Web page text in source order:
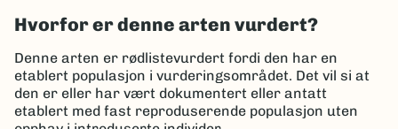
Hvorfor er denne arten vurdert?
Denne arten er rødlistevurdert fordi den har en
etablert populasjon i vurderingsområdet. Det vil si at
den er eller har vært dokumentert eller antatt
etablert med fast reproduserende populasjon uten